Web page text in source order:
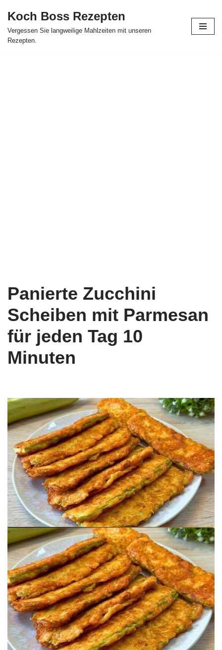
Skip
to
Koch Boss Rezepten
Vergessen Sie langweilige Mahlzeiten mit unseren
Rezepten.
Panierte Zucchini
Scheiben mit Parmesan
für jeden Tag 10
Minuten